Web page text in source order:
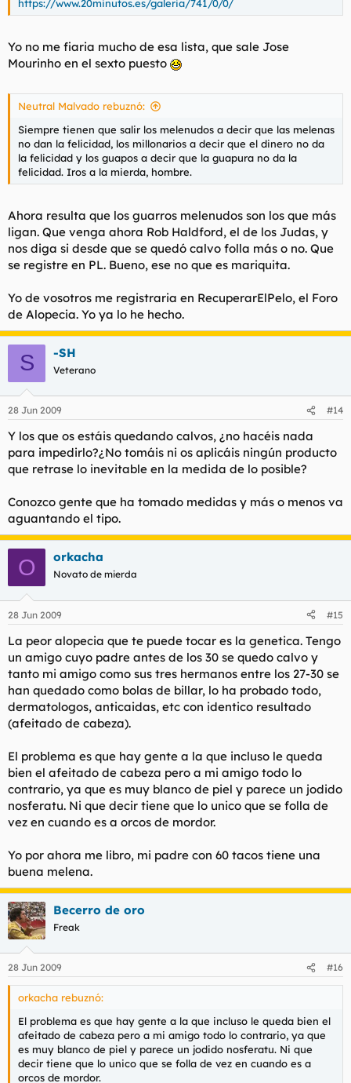
https://www.20minutos.es/galeria/741/0/0/
Yo no me fiaria mucho de esa lista, que sale Jose
Mourinho en el sexto puesto
Neutral Malvado rebuznó:
Siempre tienen que salir los melenudos a decir que las melenas
no dan la felicidad, los millonarios a decir que el dinero no da
la felicidad y los guapos a decir que la guapura no da la
felicidad. Iros a la mierda, hombre.
Ahora resulta que los guarros melenudos son los que más
ligan. Que venga ahora Rob Haldford, el de los Judas, y
nos diga si desde que se quedó calvo folla más o no. Que
se registre en PL. Bueno, ese no que es mariquita.
Yo de vosotros me registraria en RecuperarElPelo, el Foro
de Alopecia. Yo ya lo he hecho.
S -SH
Veterano
28 Jun 2009 #14
Y los que os estáis quedando calvos, ¿no hacéis nada
para impedirlo?¿No tomáis ni os aplicáis ningún producto
que retrase lo inevitable en la medida de lo posible?
Conozco gente que ha tomado medidas y más o menos va
aguantando el tipo.
O orkacha
Novato de mierda
28 Jun 2009 #15
La peor alopecia que te puede tocar es la genetica. Tengo
un amigo cuyo padre antes de los 30 se quedo calvo y
tanto mi amigo como sus tres hermanos entre los 27-30 se
han quedado como bolas de billar, lo ha probado todo,
dermatologos, anticaidas, etc con identico resultado
(afeitado de cabeza).
El problema es que hay gente a la que incluso le queda
bien el afeitado de cabeza pero a mi amigo todo lo
contrario, ya que es muy blanco de piel y parece un jodido
nosferatu. Ni que decir tiene que lo unico que se folla de
vez en cuando es a orcos de mordor.
Yo por ahora me libro, mi padre con 60 tacos tiene una
buena melena.
Becerro de oro
Freak
28 Jun 2009 #16
orkacha rebuznó:
El problema es que hay gente a la que incluso le queda bien el
afeitado de cabeza pero a mi amigo todo lo contrario, ya que
es muy blanco de piel y parece un jodido nosferatu. Ni que
decir tiene que lo unico que se folla de vez en cuando es a
orcos de mordor.